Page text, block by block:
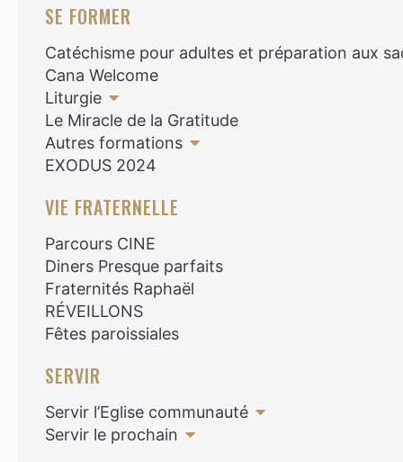
SE FORMER
Catéchisme pour adultes et préparation aux
Cana Welcome
Liturgie
Le Miracle de la Gratitude
Autres formations
EXODUS 2024
VIE FRATERNELLE
Parcours CINE
Diners Presque parfaits
Fraternités Raphaël
RÉVEILLONS
Fêtes paroissiales
SERVIR
Servir l’Eglise communauté
Servir le prochain